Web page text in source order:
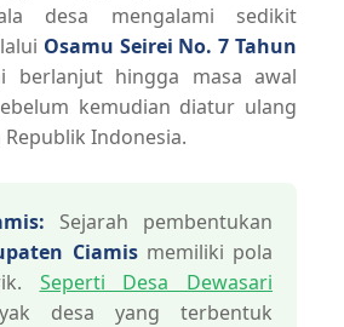
desa mengalami sedikit
Osamu Seirei No. 7 Tahun
berlanjut hingga masa awal
kemudian diatur ulang
Indonesia.
Sejarah pembentukan
Ciamismemiliki pola
Seperti Desa Dewasari
desa yang terbentuk